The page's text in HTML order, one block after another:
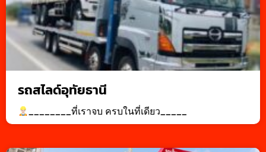
รถสไลด์อุทัยธานี
________ที่เราจบ ครบในที่เดียว_____